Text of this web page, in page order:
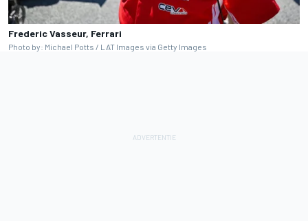
Frederic Vasseur, Ferrari
Photo by: Michael Potts / LAT Images via Getty Images